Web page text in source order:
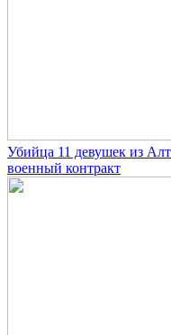
Убийца 11 девушек из
военный контракт